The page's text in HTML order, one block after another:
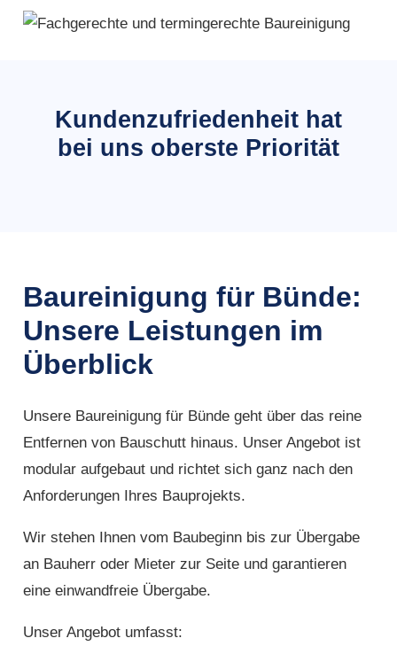
Kundenzufriedenheit hat
bei uns oberste Priorität
Baureinigung für Bünde:
Unsere Leistungen im
Überblick
Unsere Baureinigung für Bünde geht über das reine
Entfernen von Bauschutt hinaus. Unser Angebot ist
modular aufgebaut und richtet sich ganz nach den
Anforderungen Ihres Bauprojekts.
Wir stehen Ihnen vom Baubeginn bis zur Übergabe
an Bauherr oder Mieter zur Seite und garantieren
eine einwandfreie Übergabe.
Unser Angebot umfasst: